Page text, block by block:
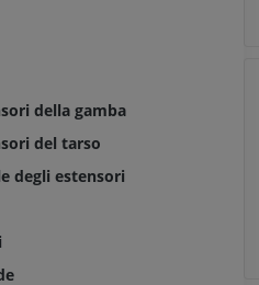
della gamba
del tarso
degli estensori